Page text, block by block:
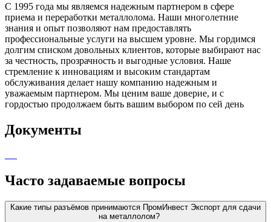
С 1995 года мы являемся надежным партнером в сфере
приема и переработки металлолома. Наши многолетние
знания и опыт позволяют нам предоставлять
профессиональные услуги на высшем уровне. Мы гордимся
долгим списком довольных клиентов, которые выбирают нас
за честность, прозрачность и выгодные условия. Наше
стремление к инновациям и высоким стандартам
обслуживания делает нашу компанию надежным и
уважаемым партнером. Мы ценим ваше доверие, и с
гордостью продолжаем быть вашим выбором по сей день
Документы
Часто задаваемые вопросы
Какие типы разъёмов принимаются ПромИнвест Экспорт для сдачи
на металлолом?